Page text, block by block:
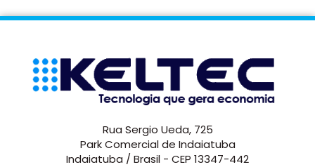
Rua Sergio Ueda, 725
Park Comercial de Indaiatuba
Indaiatuba / Brasil - CEP 13347-442